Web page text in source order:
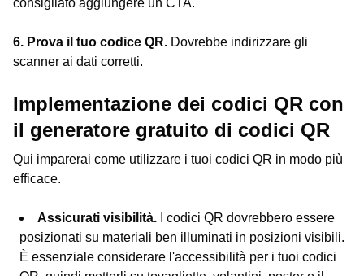
consigliato aggiungere un CTA.
6. Prova il tuo codice QR. Dovrebbe indirizzare gli
scanner ai dati corretti.
Implementazione dei codici QR con
il generatore gratuito di codici QR
Qui imparerai come utilizzare i tuoi codici QR in modo più
efficace.
Assicurati visibilità.
I codici QR dovrebbero essere
posizionati su materiali ben illuminati in posizioni visibili.
È essenziale considerare l'accessibilità per i tuoi codici